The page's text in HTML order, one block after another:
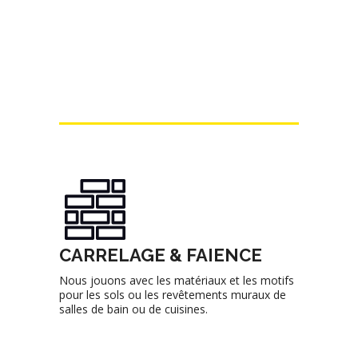
CARRELAGE & FAIENCE
Nous jouons avec les matériaux et les motifs
pour les sols ou les revêtements muraux de
salles de bain ou de cuisines.